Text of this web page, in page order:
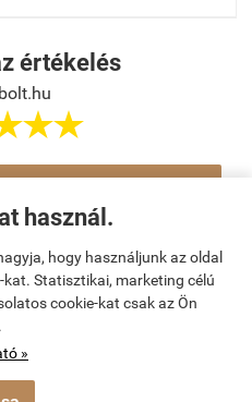
használ.
hogy használjunk az oldal
Statisztikai, marketing célú
cookie-kat csak az Ön
»
értékelés
